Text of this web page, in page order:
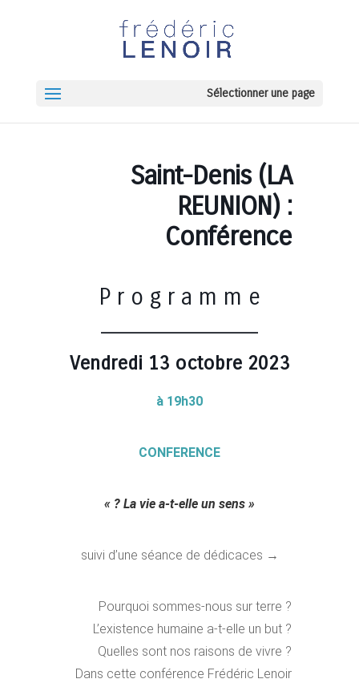
Sélectionner une page
Saint-Denis (LA
REUNION) :
Conférence
P r o g r a m m e
Vendredi 13 octobre 2023
à 19h30
CONFERENCE
« La vie a-t-elle un sens ?
»
→ suivi d’une séance de dédicaces
Pourquoi sommes-nous sur terre ?
L’existence humaine a-t-elle un but ?
Quelles sont nos raisons de vivre ?
Dans cette conférence Frédéric Lenoir